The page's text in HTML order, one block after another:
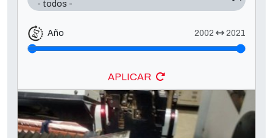
Año 2002 2021
APLICAR